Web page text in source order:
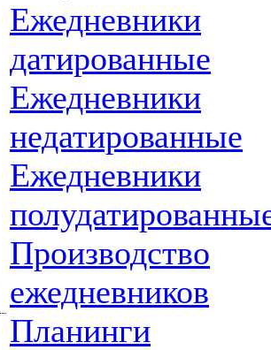
Ежедневники
датированные
Ежедневники
недатированные
Ежедневники
Производство
ежедневников
Планинги